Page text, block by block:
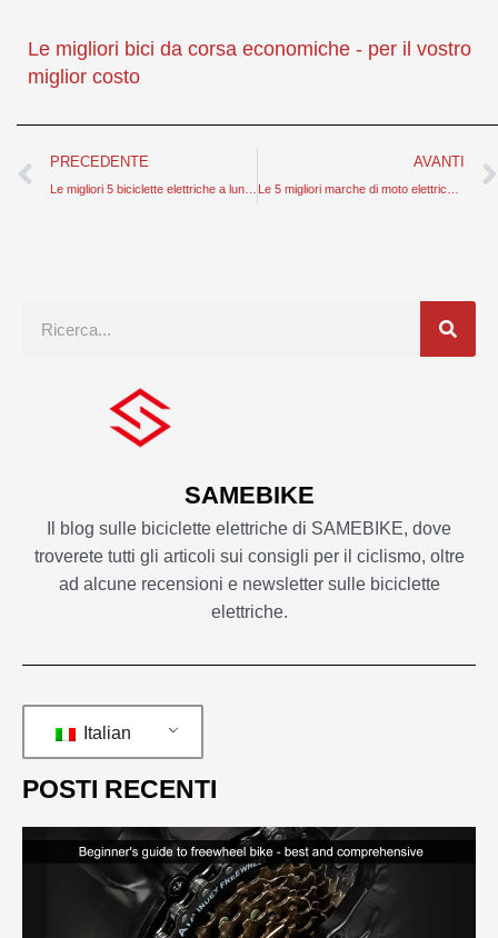
Le migliori bici da corsa economiche - per il vostro
miglior costo
Prev
PRECEDENTE
Le migliori 5 biciclette elettriche a lunga autonomia per ciclisti che si possono acquistare in questo momento
AVANTI
Le 5 migliori marche di moto elettriche in Pakistan
SAMEBIKE
Il blog sulle biciclette elettriche di SAMEBIKE, dove
troverete tutti gli articoli sui consigli per il ciclismo, oltre
ad alcune recensioni e newsletter sulle biciclette
elettriche.
Italian
POSTI RECENTI